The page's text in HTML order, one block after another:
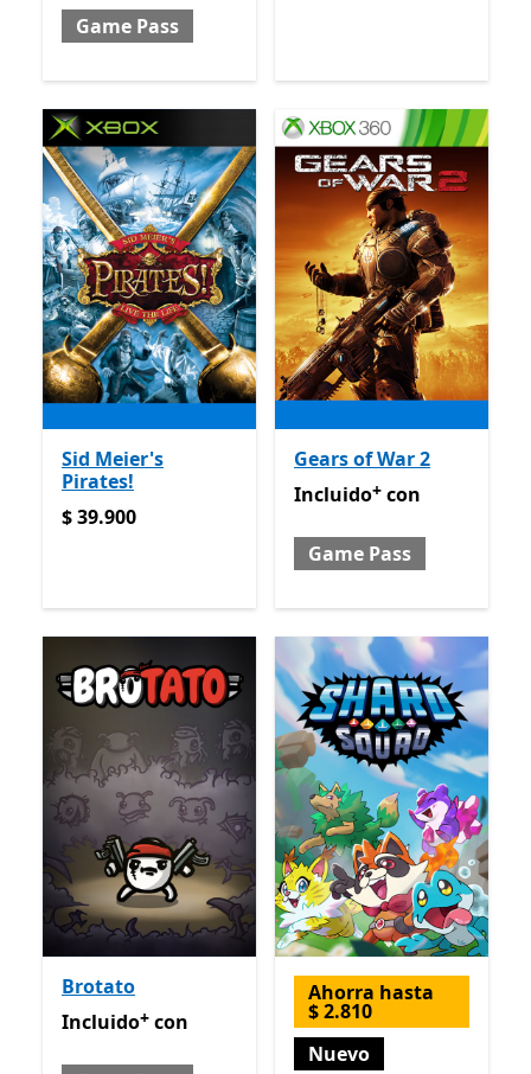
Game Pass
Sid Meier's
Pirates!
$ 39.900
$ 39.900
Gears of War 2
Incluido con Game Pass
Incluido+ con
Game Pass
Brotato
Incluido con Game Pass
Ofrece compras dentro de
Incluido+ con
Ahorra hasta
$ 2.810
Nuevo